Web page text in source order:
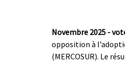
Novembre 2025 -
opposition à
(MERCOSUR). Le